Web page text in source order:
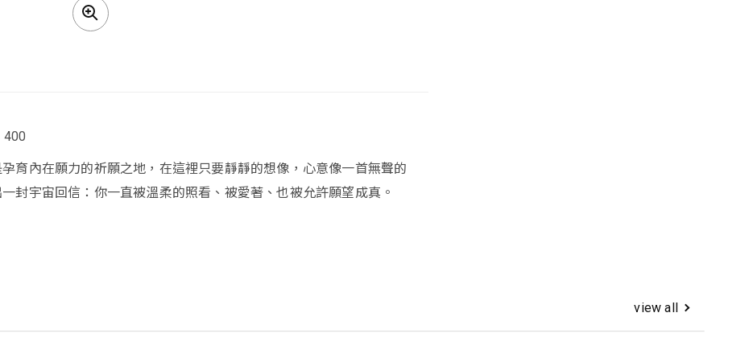
400
育內在願力的祈願之地，在這裡只要靜靜的想像，心意像一首無聲的
封宇宙回信：你一直被溫柔的照看、被愛著、也被允許願望成真。
view all